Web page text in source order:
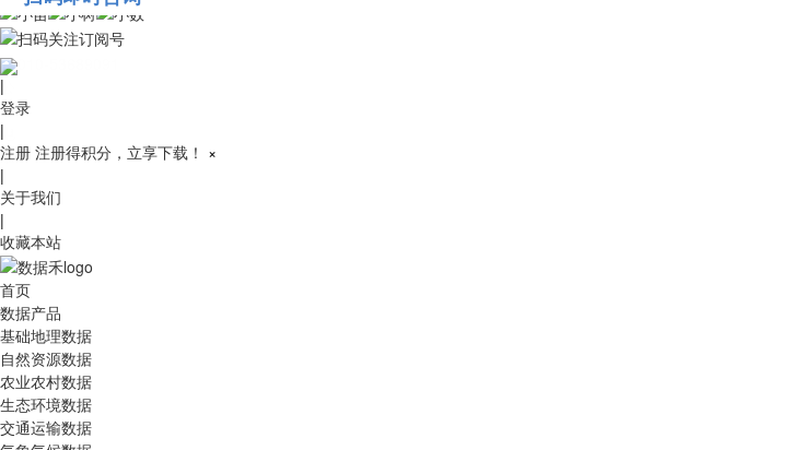
010-53689091
|
登录
|
注册 注册得积分，立享下载！ ×
|
关于我们
|
收藏本站
首页
数据产品
基础地理数据
自然资源数据
农业农村数据
生态环境数据
交通运输数据